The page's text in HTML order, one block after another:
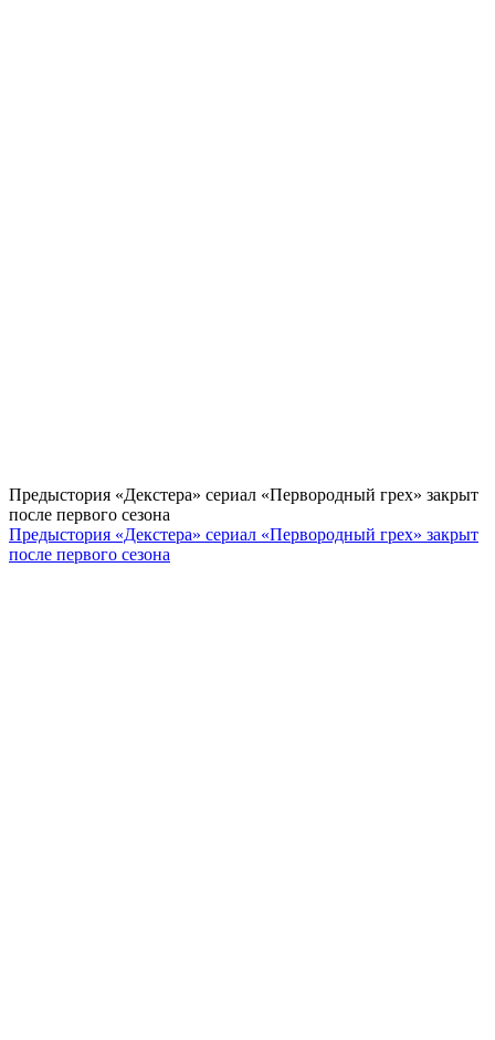
Предыстория «Декстера» сериал «Первородный грех» закрыт
после первого сезона
Предыстория «Декстера» сериал «Первородный грех» закрыт
после первого сезона